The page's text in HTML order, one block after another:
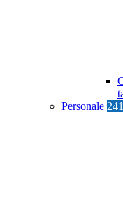
Personale 241